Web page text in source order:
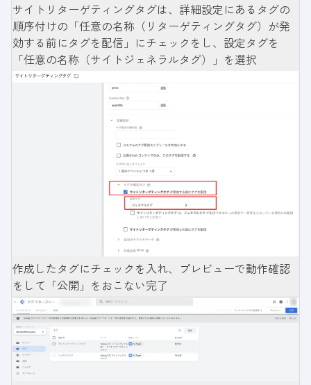
サイトリターゲティングタグは、詳細設定にあるタグの
順序付けの「任意の名称（リターゲティングタグ）が発
効する前にタグを配信」にチェックをし、設定タグを
「任意の名称（サイトジェネラルタグ）」を選択
作成したタグにチェックを入れ、プレビューで動作確認
をして「公開」をおこない完了